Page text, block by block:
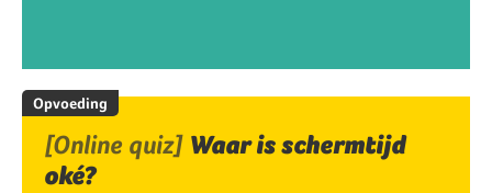
Opvoeding
[Online quiz] Waar is schermtijd
oké?